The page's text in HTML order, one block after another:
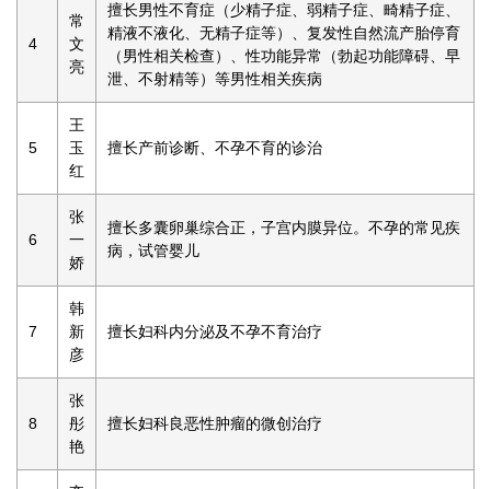
4
常
文
亮
擅长男性不育症（少精子症、弱精子症、畸精子症、
精液不液化、无精子症等）、复发性自然流产胎停育
（男性相关检查）、性功能异常（勃起功能障碍、早
泄、不射精等）等男性相关疾病
5
王
玉
红
擅长产前诊断、不孕不育的诊治
6
张
一
娇
擅长多囊卵巢综合正，子宫内膜异位。不孕的常见疾
病，试管婴儿
7
韩
新
彦
擅长妇科内分泌及不孕不育治疗
8
张
彤
艳
擅长妇科良恶性肿瘤的微创治疗